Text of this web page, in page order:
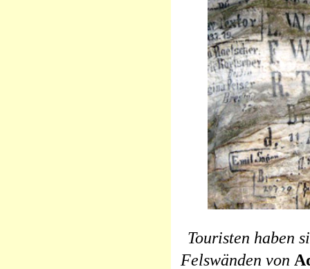
Touristen haben
Felswänden von